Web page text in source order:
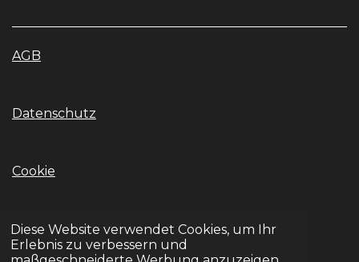
Diese Website verwendet Cookies, um Ihr
Erlebnis zu verbessern und
m
AGB
Datenschutz
Cookie
Impressum